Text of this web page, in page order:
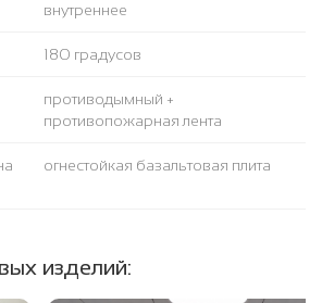
внутреннее
180 градусов
противодымный +
противопожарная лента
огнестойкая базальтовая плита
изделий: